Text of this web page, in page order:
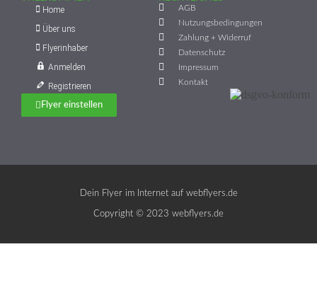
Home
Über uns
Flyerinhaber
Anmelden
Registrieren
Flyer einstellen
AGB
Nutzungsbedingungen
Zahlung + Widerruf
Datenschutz
Impressum
Kontakt
Dein Flyer im Internet auf webflyers.de
Copyright © 2023 webflyers.de